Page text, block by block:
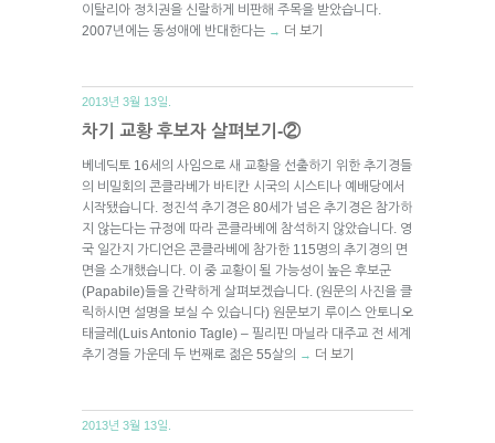
이탈리아 정치권을 신랄하게 비판해 주목을 받았습니다.
2007년에는 동성애에 반대한다는 → 더 보기
2013년 3월 13일.
차기 교황 후보자 살펴보기-②
베네딕토 16세의 사임으로 새 교황을 선출하기 위한 추기경들
의 비밀회의 콘클라베가 바티칸 시국의 시스티나 예배당에서
시작됐습니다. 정진석 추기경은 80세가 넘은 추기경은 참가하
지 않는다는 규정에 따라 콘클라베에 참석하지 않았습니다. 영
국 일간지 가디언은 콘클라베에 참가한 115명의 추기경의 면
면을 소개했습니다. 이 중 교황이 될 가능성이 높은 후보군
(Papabile)들을 간략하게 살펴보겠습니다. (원문의 사진을 클
릭하시면 설명을 보실 수 있습니다) 원문보기 루이스 안토니오
태글레(Luis Antonio Tagle) – 필리핀 마닐라 대주교 전 세계
추기경들 가운데 두 번째로 젊은 55살의
→ 더 보기
2013년 3월 13일.